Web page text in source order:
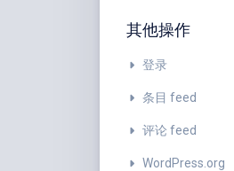
其他操作
登录
条目 feed
评论 feed
WordPress.org